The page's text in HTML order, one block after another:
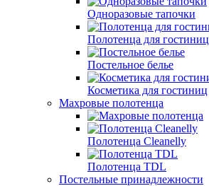
Одноразовые тапочки
Полотенца для гостиниц
Постельное белье
Косметика для гостиниц
Махровые полотенца
Полотенца Cleanelly
Полотенца TDL
Постельные принадлежности